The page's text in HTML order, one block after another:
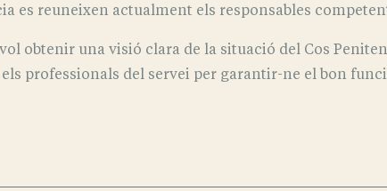
es reuneixen actualment els responsables
obtenir una visió clara de la situació del Cos
professionals del servei per garantir-ne el bon